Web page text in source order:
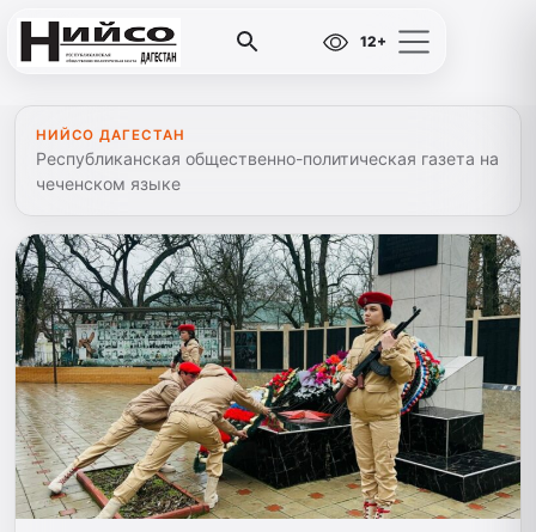
12+
НИЙСО ДАГЕСТАН
Республиканская общественно-политическая газета на
чеченском языке